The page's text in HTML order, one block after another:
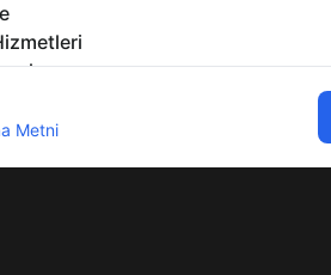
Metni